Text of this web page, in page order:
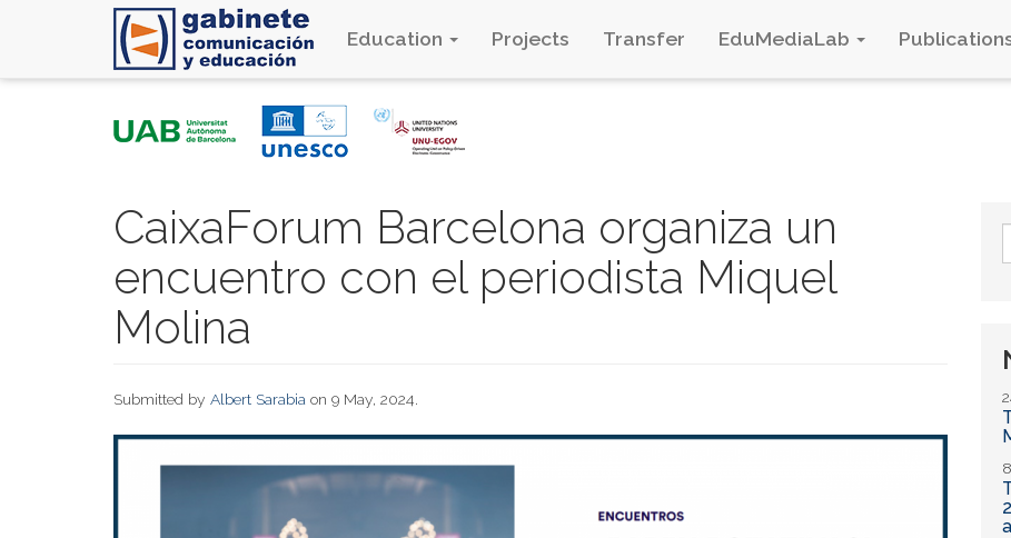
Education Projects Transfer EduMediaLab
CaixaForum Barcelona organiza un
encuentro con el periodista Miquel
Molina
Submitted by Albert Sarabia on 9 May, 2024.